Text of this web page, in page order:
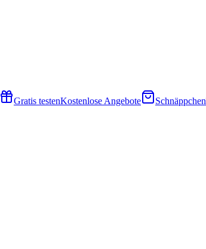
Gratis testenKostenlose Angebote Schnäppchen